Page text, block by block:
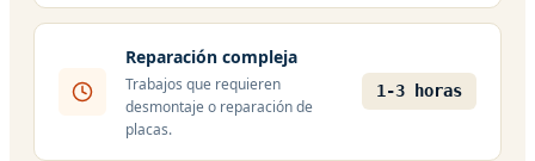
Reparación compleja
Trabajos que requieren
desmontaje o reparación de
placas.
1-3 horas